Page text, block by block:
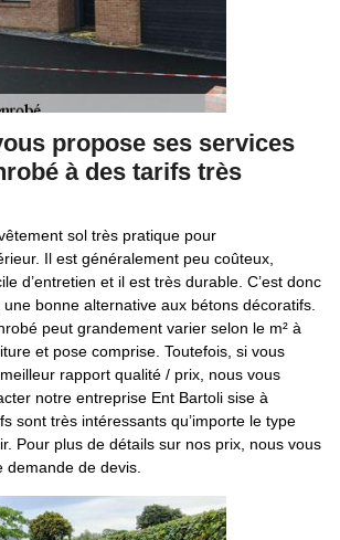
propose ses services
à des tarifs très
sol très pratique pour
Il est généralement peu coûteux,
d’entretien et il est très durable. C’est donc
bonne alternative aux bétons décoratifs.
peut grandement varier selon le m² à
et pose comprise. Toutefois, si vous
rapport qualité / prix, nous vous
notre entreprise Ent Bartoli sise à
sont très intéressants qu’importe le type
Pour plus de détails sur nos prix, nous vous
demande de devis.